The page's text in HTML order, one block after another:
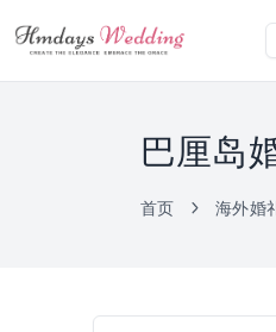
巴厘岛
首页 海外婚